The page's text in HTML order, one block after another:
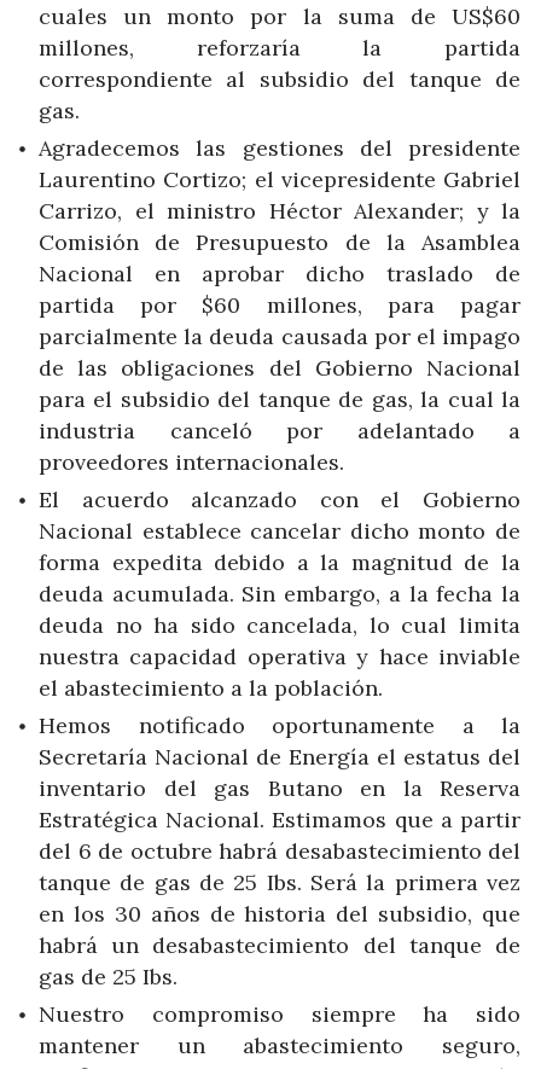
cuales un monto por la suma de US$60
millones, reforzaría la partida
correspondiente al subsidio del tanque de
gas.
Agradecemos las gestiones del presidente
Laurentino Cortizo; el vicepresidente Gabriel
Carrizo, el ministro Héctor Alexander; y la
Comisión de Presupuesto de la Asamblea
Nacional en aprobar dicho traslado de
partida por $60 millones, para pagar
parcialmente la deuda causada por el impago
de las obligaciones del Gobierno Nacional
para el subsidio del tanque de gas, la cual la
industria canceló por adelantado a
proveedores internacionales.
El acuerdo alcanzado con el Gobierno
Nacional establece cancelar dicho monto de
forma expedita debido a la magnitud de la
deuda acumulada. Sin embargo, a la fecha la
deuda no ha sido cancelada, lo cual limita
nuestra capacidad operativa y hace inviable
el abastecimiento a la población.
Hemos notificado oportunamente a la
Secretaría Nacional de Energía el estatus del
inventario del gas Butano en la Reserva
Estratégica Nacional. Estimamos que a partir
del 6 de octubre habrá desabastecimiento del
tanque de gas de 25 Ibs. Será la primera vez
en los 30 años de historia del subsidio, que
habrá un desabastecimiento del tanque de
gas de 25 Ibs.
Nuestro compromiso siempre ha sido
mantener un abastecimiento seguro,